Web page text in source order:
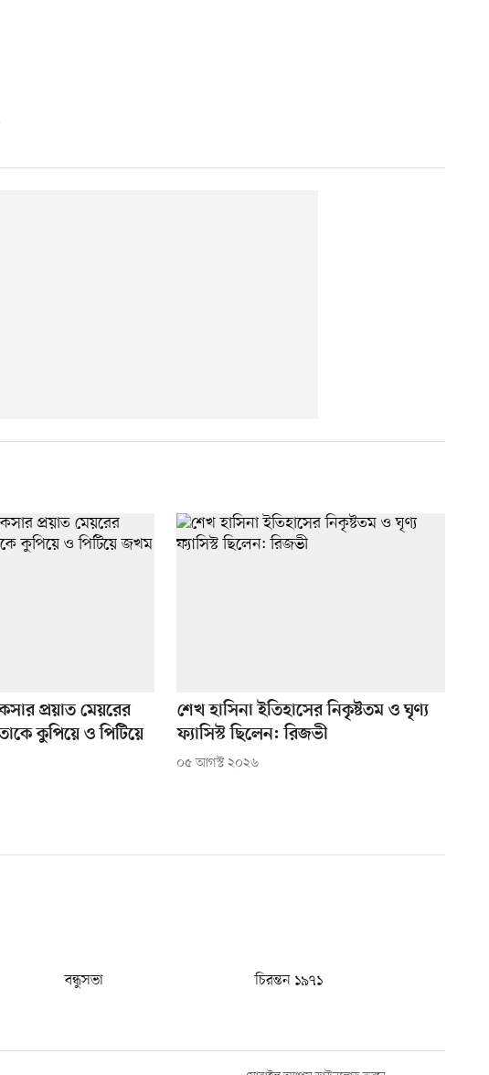
প্রয়াত মেয়রের
কুপিয়ে ও পিটিয়ে
শেখ হাসিনা ইতিহাসের নিকৃষ্টতম ও ঘৃণ্য
ফ্যাসিস্ট ছিলেন: রিজভী
০৫ আগস্ট ২০২৬
বন্ধুসভা
চিরন্তন ১৯৭১